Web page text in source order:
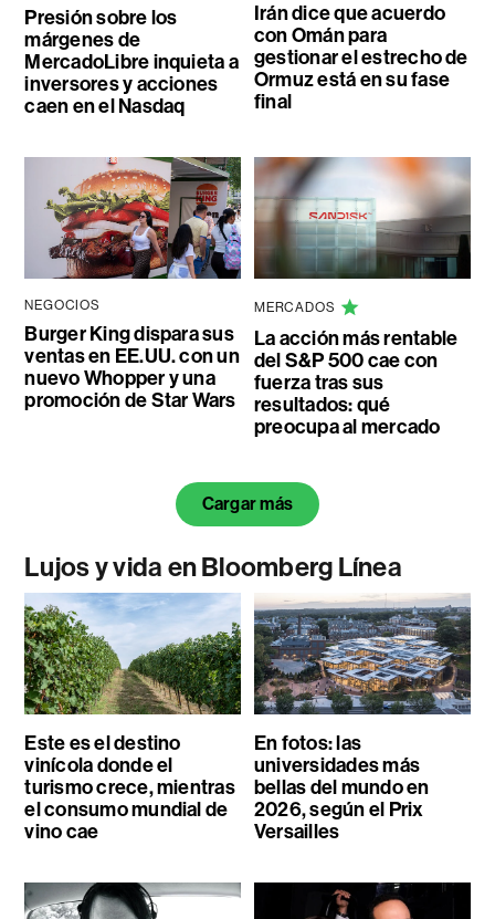
Presión sobre los
márgenes de
MercadoLibre inquieta a
inversores y acciones
caen en el Nasdaq
Irán dice que acuerdo
con Omán para
gestionar el estrecho de
Ormuz está en su fase
final
NEGOCIOS
Burger King dispara sus
ventas en EE.UU. con un
nuevo Whopper y una
promoción de Star Wars
MERCADOS
La acción más rentable
del S&P 500 cae con
fuerza tras sus
resultados: qué
preocupa al mercado
Cargar más
Lujos y vida en Bloomberg Línea
Este es el destino
vinícola donde el
turismo crece, mientras
el consumo mundial de
vino cae
En fotos: las
universidades más
bellas del mundo en
2026, según el Prix
Versailles